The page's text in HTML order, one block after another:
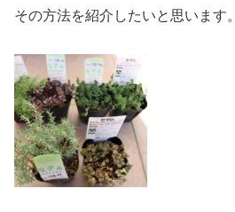
その方法を紹介したいと思います。